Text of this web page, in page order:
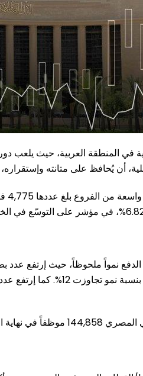
المنطقة العربية، حيث يلعب
أن يُحافظ على متانته
على إمتداد الجمهورية.